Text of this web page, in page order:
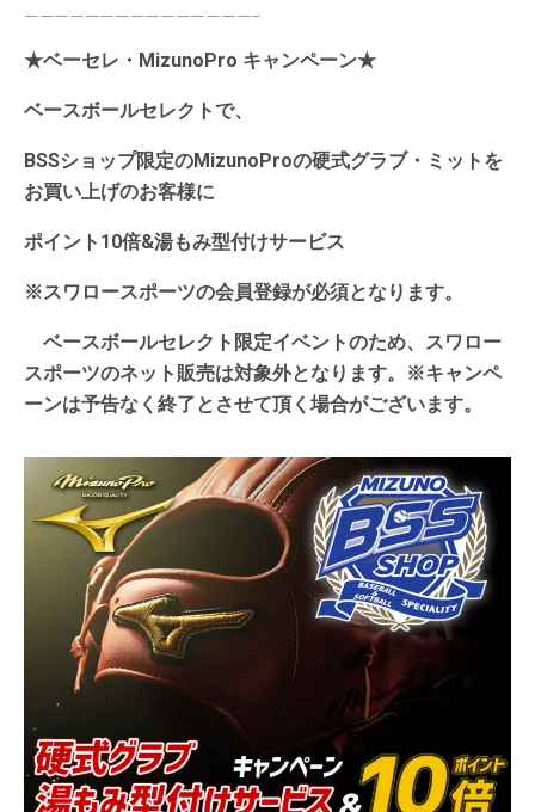
———————————————–
★ベーセレ・MizunoPro キャンペーン★
ベースボールセレクトで、
BSSショップ限定のMizunoProの硬式グラブ・ミットを
お買い上げのお客様に
ポイント10倍&湯もみ型付けサービス
※スワロースポーツの会員登録が必須となります。
ベースボールセレクト限定イベントのため、 スワロー
スポーツのネット販売は対象外となります。※キャンペ
ーンは予告なく終了とさせて頂く場合がございます。